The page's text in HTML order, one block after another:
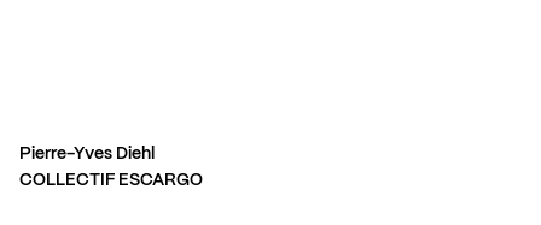
Pierre-Yves Diehl
COLLECTIF ESCARGO